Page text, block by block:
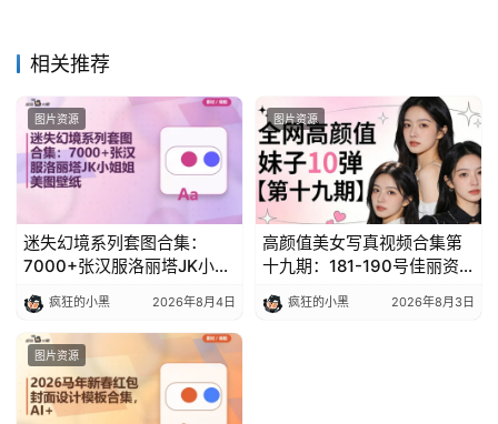
相关推荐
图片资源
迷失幻境系列套图合集：
7000+张汉服洛丽塔JK小姐
疯狂的小黑 2026年8月4日
图片资源
高颜值美女写真视频合集第
十九期：181-190号佳丽资
疯狂的小黑 2026年8月3日
图片资源